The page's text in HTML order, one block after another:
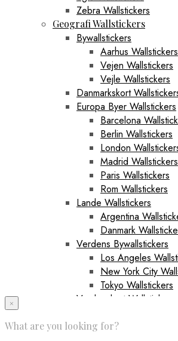
Zebra Wallstickers
Geografi Wallstickers
Bywallstickers
Aarhus Wallstickers
Vejen Wallstickers
Vejle Wallstickers
Danmarkskort
Europa Byer Wallstickers
Barcelona
Berlin Wallstickers
London
Madrid Wallstickers
Paris Wallstickers
Rom Wallstickers
Lande Wallstickers
Argentina
Danmark
Verdens Bywallstickers
Los Angeles
New York City
Tokyo Wallstickers
Verdenskort Wallstickers
Fodboldwallstickers
×
What are you looking for?